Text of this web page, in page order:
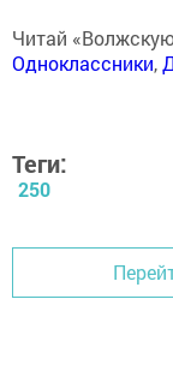
Читай
Одноклассники,
Теги:
250